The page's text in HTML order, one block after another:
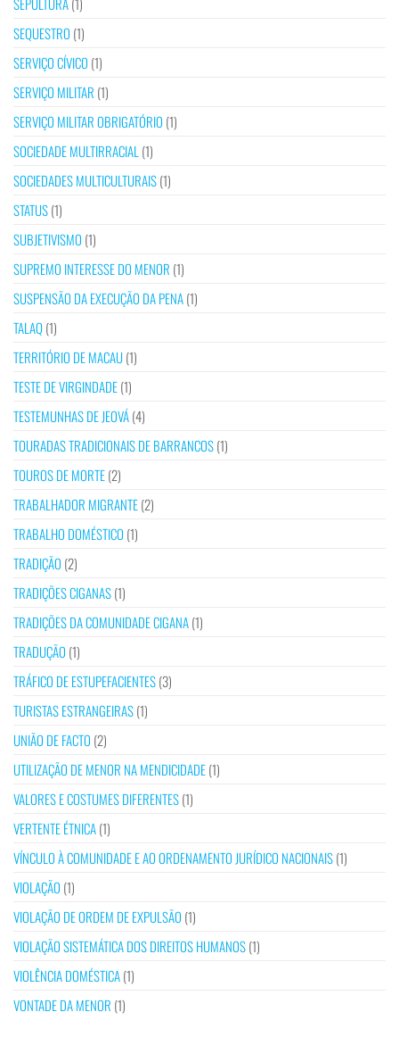
SEQUESTRO (1)
SERVIÇO CÍVICO (1)
SERVIÇO MILITAR (1)
SERVIÇO MILITAR OBRIGATÓRIO (1)
SOCIEDADE MULTIRRACIAL (1)
SOCIEDADES MULTICULTURAIS(1)
STATUS(1)
SUBJETIVISMO (1)
SUPREMO INTERESSE DO MENOR (1)
SUSPENSÃO DA EXECUÇÃO DA PENA(1)
TALAQ(1)
TERRITÓRIO DE MACAU(1)
TESTE DE VIRGINDADE(1)
TESTEMUNHAS DE JEOVÁ(4)
TOURADAS TRADICIONAIS DE BARRANCOS(1)
TOUROS DE MORTE(2)
TRABALHADOR MIGRANTE(2)
TRABALHO DOMÉSTICO (1)
TRADIÇÃO (2)
TRADIÇÕES CIGANAS(1)
TRADIÇÕES DA COMUNIDADE CIGANA(1)
TRADUÇÃO (1)
TRÁFICO DE ESTUPEFACIENTES(3)
TURISTAS ESTRANGEIRAS(1)
UNIÃO DE FACTO (2)
UTILIZAÇÃO DE MENOR NA MENDICIDADE(1)
VALORES E COSTUMES DIFERENTES(1)
VERTENTE ÉTNICA(1)
VÍNCULO À COMUNIDADE E AO ORDENAMENTO JURÍDICO NACIONAIS(1)
VIOLAÇÃO (1)
VIOLAÇÃO DE ORDEM DE EXPULSÃO (1)
VIOLAÇÃO SISTEMÁTICA DOS DIREITOS HUMANOS(1)
VIOLÊNCIA DOMÉSTICA(1)
VONTADE DA MENOR (1)